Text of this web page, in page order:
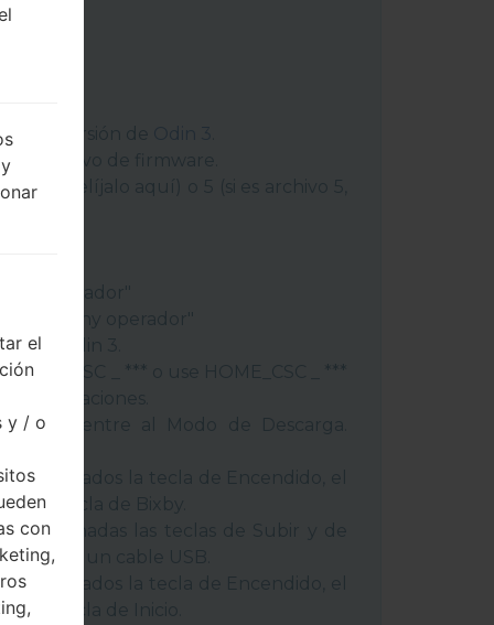
versión de
el archivo de firmware.
1, elíjalo aquí) o 5 (si es archivo 5,
y operador"
a Odin 3.
use CSC _ *** o use HOME_CSC _ ***
y entre al Modo de Descarga.
presionados la tecla de Encendido, el
y la tecla de Bixby.
presionadas las teclas de Subir y de
un cable USB.
presionados la tecla de Encendido, el
y la tecla de Inicio.
el
y / o
con